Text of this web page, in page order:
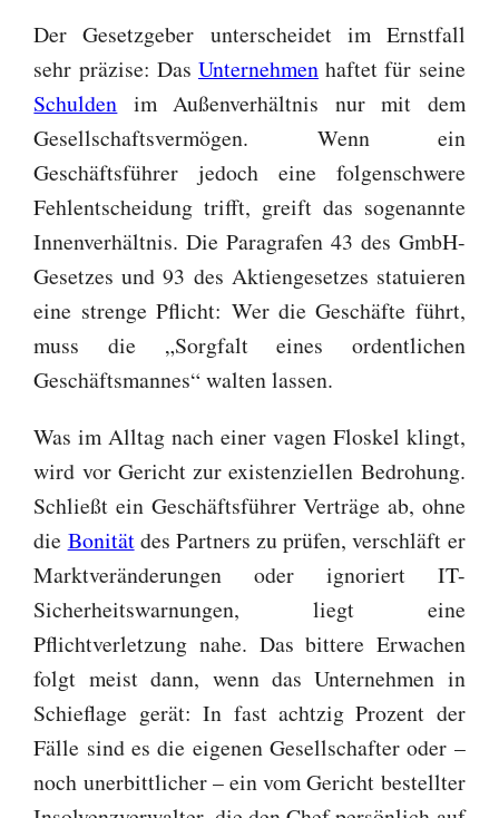
Der Gesetzgeber unterscheidet im Ernstfall
sehr präzise: Das Unternehmen haftet für seine
Schulden im Außenverhältnis nur mit dem
Gesellschaftsvermögen. Wenn ein
Geschäftsführer jedoch eine folgenschwere
Fehlentscheidung trifft, greift das sogenannte
Innenverhältnis. Die Paragrafen 43 des GmbH-
Gesetzes und 93 des Aktiengesetzes statuieren
eine strenge Pflicht: Wer die Geschäfte führt,
muss die „Sorgfalt eines ordentlichen
Geschäftsmannes“ walten lassen.
Was im Alltag nach einer vagen Floskel klingt,
wird vor Gericht zur existenziellen Bedrohung.
Schließt ein Geschäftsführer Verträge ab, ohne
die Bonitätdes Partners zu prüfen, verschläft er
Marktveränderungen oder ignoriert IT-
Sicherheitswarnungen, liegt eine
Pflichtverletzung nahe. Das bittere Erwachen
folgt meist dann, wenn das Unternehmen in
Schieflage gerät: In fast achtzig Prozent der
Fälle sind es die eigenen Gesellschafter oder –
noch unerbittlicher – ein vom Gericht bestellter